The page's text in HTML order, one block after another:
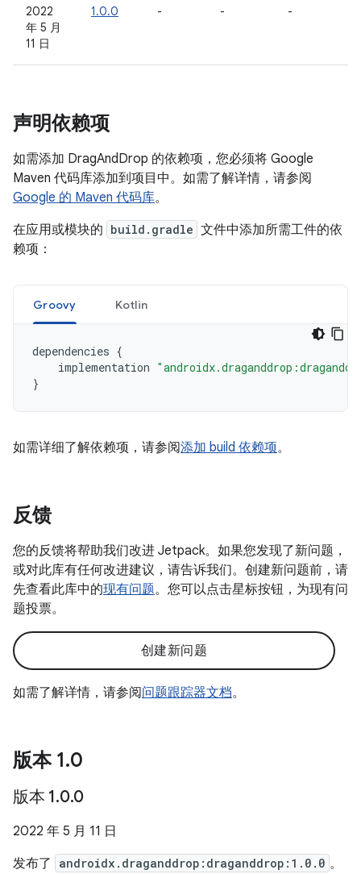
2022
年 5 月
11 日
1.0.0 - - -
声明依赖项
如需添加 DragAndDrop 的依赖项，您必须将 Google
Maven 代码库添加到项目中。如需了解详情，请参阅
Google 的 Maven 代码库。
在应用或模块的 build.gradle 文件中添加所需工件的依
赖项：
Groovy Kotlin
dependencies {
implementation
}
如需详细了解依赖项，请参阅添加 build 依赖项。
反馈
您的反馈将帮助我们改进 Jetpack。如果您发现了新问题，
或对此库有任何改进建议，请告诉我们。创建新问题前，请
先查看此库中的现有问题。您可以点击星标按钮，为现有问
题投票。
创建新问题
如需了解详情，请参阅问题跟踪器文档。
版本 1.0
版本 1.0.0
2022 年 5 月 11 日
发布了
androidx.draganddrop:draganddrop:1.0.0 。